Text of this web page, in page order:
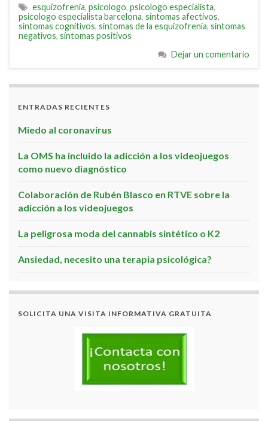
esquizofrenia, psicologo, psicologo especialista,
psicologo especialista barcelona, síntomas afectivos,
síntomas cognitivos, síntomas de la esquizofrenia, síntomas
negativos, síntomas positivos
Dejar un comentario
ENTRADAS RECIENTES
Miedo al coronavirus
La OMS ha incluido la adicción a los videojuegos
como nuevo diagnóstico
Colaboración de Rubén Blasco en RTVE sobre la
adicción a los videojuegos
La peligrosa moda del cannabis sintético o K2
Ansiedad, necesito una terapia psicológica?
SOLICITA UNA VISITA INFORMATIVA GRATUITA